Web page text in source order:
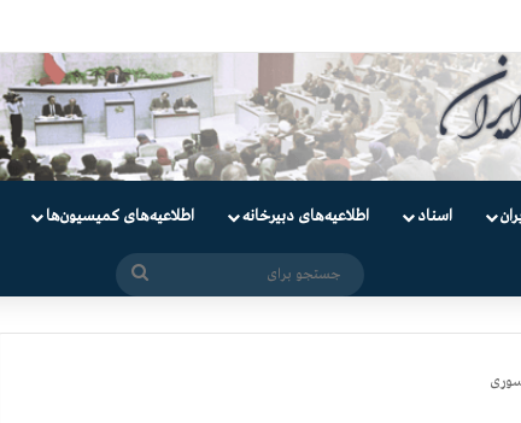
اسناد اطلاعیه‌های دبیرخانه اطلاعیه‌های کمیسیون‌‌ها